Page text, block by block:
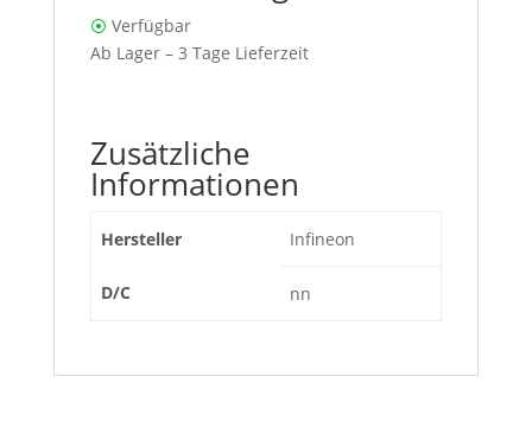
⦿ Verfügbar
Ab Lager – 3 Tage Lieferzeit
Zusätzliche
Informationen
Hersteller Infineon
D/C nn